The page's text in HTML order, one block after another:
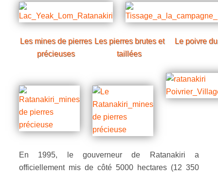
Les mines de pierres
précieuses
Les pierres brutes et
taillées
Le poivre
En 1995, le gouverneur de Ratanakiri a
officiellement mis de côté 5000 hectares (12 350